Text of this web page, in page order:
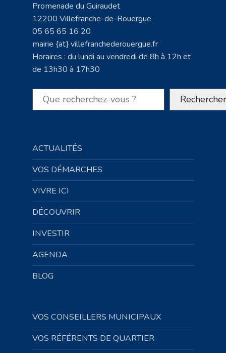
Promenade du Guiraudet
12200 Villefranche-de-Rouergue
05 65 65 16 20
mairie {at} villefranchederouergue.fr
Horaires : du lundi au vendredi de 8h à 12h et
de 13h30 à 17h30
Rechercher Rechercher
ACTUALITÉS
VOS DÉMARCHES
VIVRE ICI
DÉCOUVRIR
INVESTIR
AGENDA
BLOG
VOS CONSEILLERS MUNICIPAUX
VOS RÉFÉRENTS DE QUARTIER